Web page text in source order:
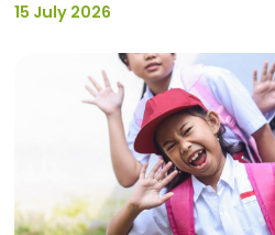
15 July 2026